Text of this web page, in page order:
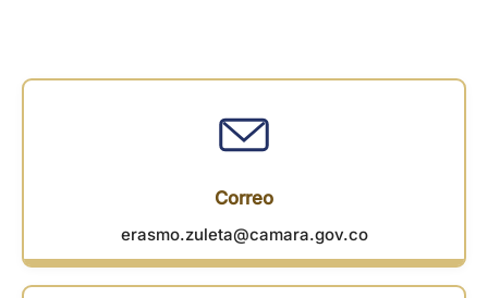
Correo
erasmo.zuleta@camara.gov.co